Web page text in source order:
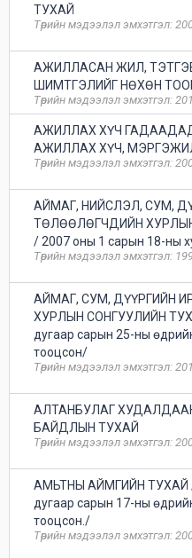
ТУХАЙ
Төрийн мэдээлэл эмхэтгэл:
АЖИЛЛАСАН ЖИЛ,
ШИМТГЭЛИЙГ НӨХӨН
Төрийн мэдээлэл эмхэтгэл:
АЖИЛЛАХ ХҮЧ
АЖИЛЛАХ ХҮЧ,
Төрийн мэдээлэл эмхэтгэл:
АЙМАГ, НИЙСЛЭЛ, СУМ,
ТӨЛӨӨЛӨГЧДИЙН
/ 2007 оны 1 сарын 18-ны
Төрийн мэдээлэл эмхэтгэл:
АЙМАГ, СУМ, ДҮҮРГИЙН
ХУРЛЫН СОНГУУЛИЙН
дугаар сарын 25-ны өдрийн
тооцсон/
Төрийн мэдээлэл эмхэтгэл:
АЛТАНБУЛАГ
БАЙДЛЫН ТУХАЙ
Төрийн мэдээлэл эмхэтгэл:
АМЬТНЫ АЙМГИЙН ТУХАЙ /
дугаар сарын 17-ны өдрийн
тооцсон./
Төрийн мэдээлэл эмхэтгэл: